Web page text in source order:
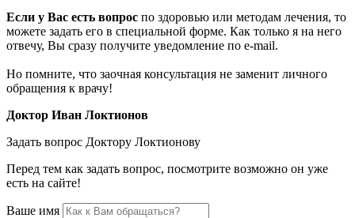
Если у Вас есть вопрос по здоровью или методам лечения, то
можете задать его в специальной форме. Как только я на него
отвечу, Вы сразу получите уведомление по e-mail.
Но помните, что заочная консультация не заменит личного
обращения к врачу!
Доктор Иван Локтионов
Задать вопрос Доктору Локтионову
Перед тем как задать вопрос, посмотрите возможно он уже
есть на сайте!
Ваше имя